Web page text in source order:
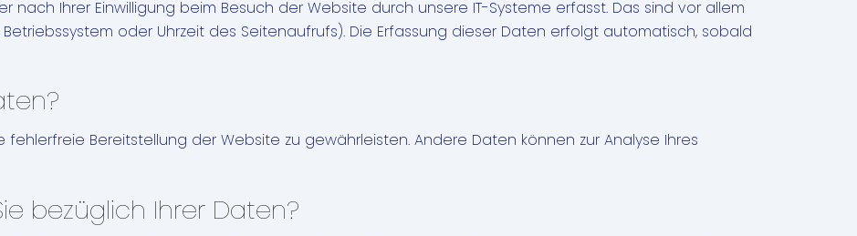
Ihrer Einwilligung beim Besuch der Website durch unsere IT-Systeme erfasst. Das sind vor allem
oder Uhrzeit des Seitenaufrufs). Die Erfassung dieser Daten erfolgt automatisch, sobald
fehlerfreie Bereitstellung der Website zu gewährleisten. Andere Daten können zur Analyse Ihres
bezüglich Ihrer Daten?